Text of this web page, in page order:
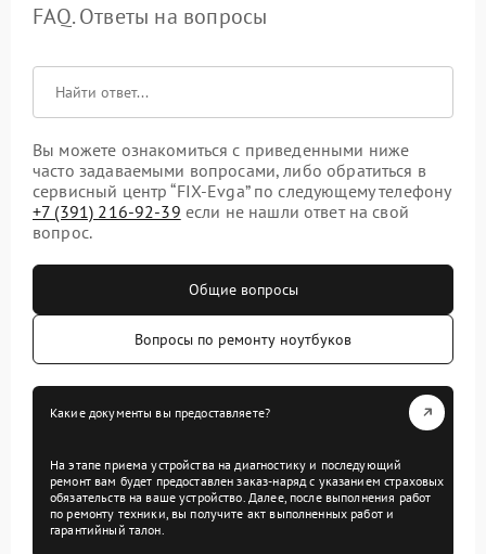
FAQ. Ответы на вопросы
Вы можете ознакомиться с приведенными ниже
часто задаваемыми вопросами, либо обратиться в
сервисный центр “FIX-Evga” по следующему телефону
+7 (391) 216-92-39 если не нашли ответ на свой
вопрос.
Общие вопросы
Вопросы по ремонту ноутбуков
Какие документы вы предоставляете?
На этапе приема устройства на диагностику и последующий
ремонт вам будет предоставлен заказ-наряд с указанием страховых
обязательств на ваше устройство. Далее, после выполнения работ
по ремонту техники, вы получите акт выполненных работ и
гарантийный талон.